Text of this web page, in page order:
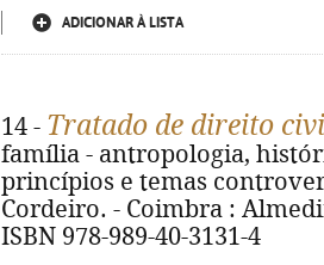
ADICIONAR À LISTA
14 - Tratado de direito
família - antropologia,
princípios e temas
Cordeiro. - Coimbra :
ISBN 978-989-40-3131-4